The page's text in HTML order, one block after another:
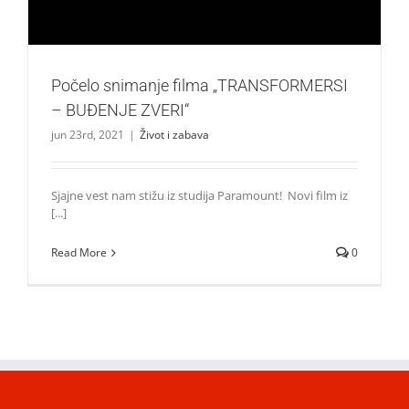
Počelo snimanje filma „TRANSFORMERSI
– BUĐENJE ZVERI“
jun 23rd, 2021 | Život i zabava
Sjajne vest nam stižu iz studija Paramount! Novi film iz
[...]
Read More 0